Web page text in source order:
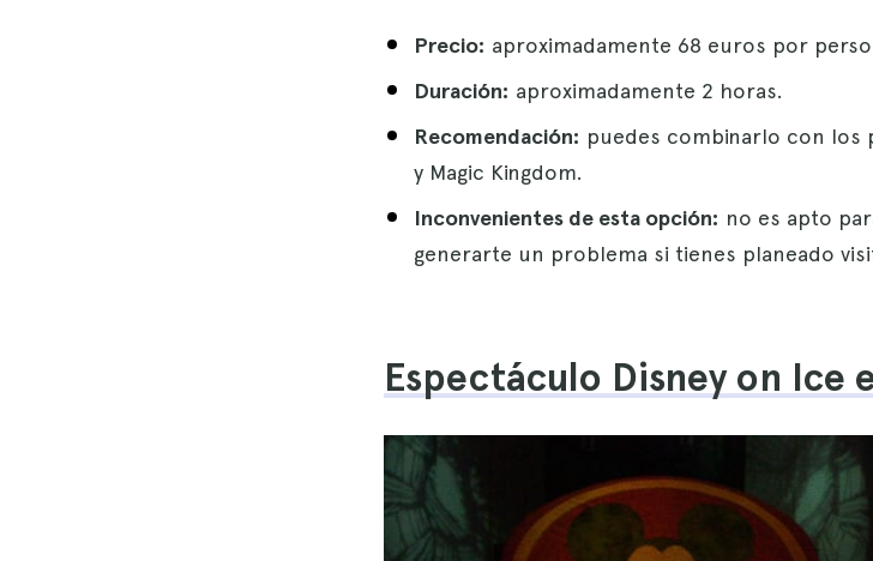
Precio: aproximadamente 68 euros por
Duración: aproximadamente 2 horas.
Recomendación: puedes combinarlo con los
y Magic Kingdom.
Inconvenientes de esta opción: no es apto
generarte un problema si tienes planeado
Espectáculo Disney on Ice